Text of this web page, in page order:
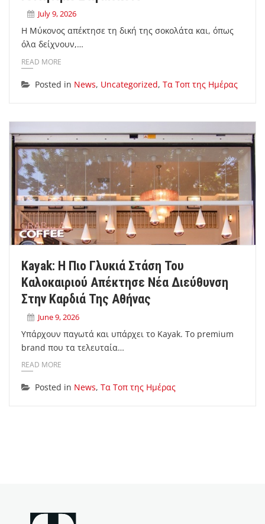
July 9, 2026
Η Μύκονος απέκτησε τη δική της σοκολάτα και, όπως
όλα δείχνουν,…
READ MORE
Posted in News, Uncategorized, Τα Τοπ της Ημέρας
Kayak: Η Πιο Γλυκιά Στάση Του
Καλοκαιριού Απέκτησε Νέα Διεύθυνση
Στην Καρδιά Της Αθήνας
June 9, 2026
Υπάρχουν παγωτά και υπάρχει το Kayak. Το premium
brand που τα τελευταία…
READ MORE
Posted in News, Τα Τοπ της Ημέρας